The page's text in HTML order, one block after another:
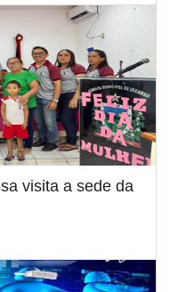
visita a sede da